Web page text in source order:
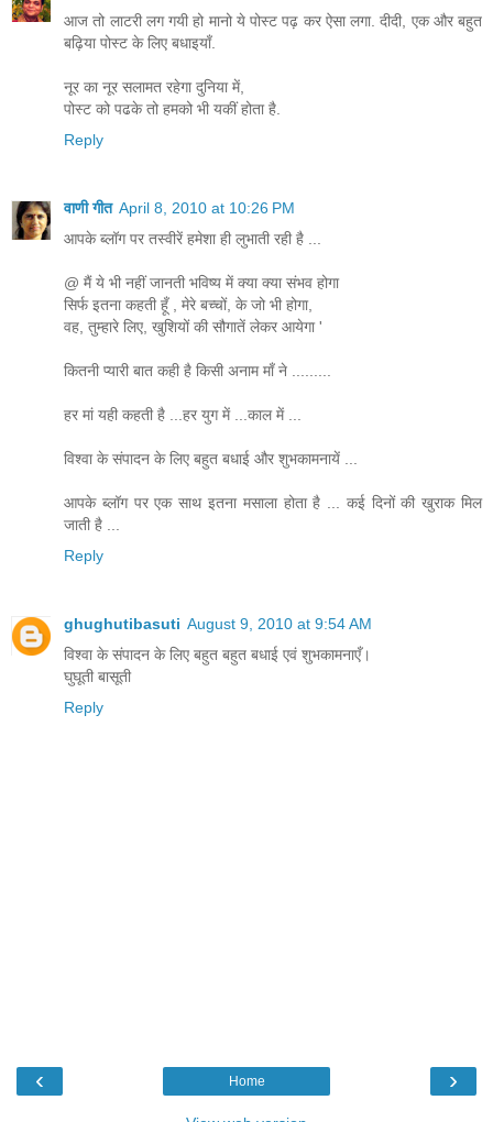
आज तो लाटरी लग गयी हो मानो ये पोस्ट पढ़ कर ऐसा लगा. दीदी, एक और बहुत
बढ़िया पोस्ट के लिए बधाइयाँ.
नूर का नूर सलामत रहेगा दुनिया में,
पोस्ट को पढके तो हमको भी यकीं होता है.
Reply
वाणी गीत April 8, 2010 at 10:26 PM
आपके ब्लॉग पर तस्वीरें हमेशा ही लुभाती रही है ...
@ मैं ये भी नहीं जानती भविष्य में क्या क्या संभव होगा
सिर्फ इतना कहती हूँ , मेरे बच्चों, के जो भी होगा,
वह, तुम्हारे लिए, खुशियों की सौगातें लेकर आयेगा '
कितनी प्यारी बात कही है किसी अनाम माँ ने .........
हर मां यही कहती है ...हर युग में ...काल में ...
विश्वा के संपादन के लिए बहुत बधाई और शुभकामनायें ...
आपके ब्लॉग पर एक साथ इतना मसाला होता है ... कई दिनों की खुराक मिल
जाती है ...
Reply
ghughutibasuti August 9, 2010 at 9:54 AM
विश्वा के संपादन के लिए बहुत बहुत बधाई एवं शुभकामनाएँ।
घुघूती बासूती
Reply
‹ ›
Home